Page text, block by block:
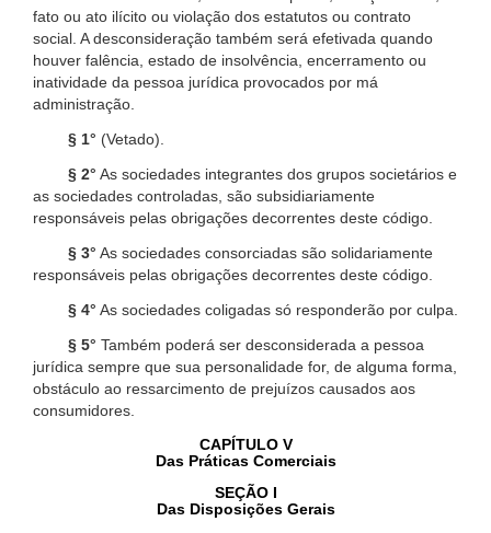
fato ou ato ilícito ou violação dos estatutos ou contrato
social. A desconsideração também será efetivada quando
houver falência, estado de insolvência, encerramento ou
inatividade da pessoa jurídica provocados por má
administração.
§ 1° (Vetado).
§ 2° As sociedades integrantes dos grupos societários e
as sociedades controladas, são subsidiariamente
responsáveis pelas obrigações decorrentes deste código.
§ 3° As sociedades consorciadas são solidariamente
responsáveis pelas obrigações decorrentes deste código.
§ 4° As sociedades coligadas só responderão por culpa.
§ 5° Também poderá ser desconsiderada a pessoa
jurídica sempre que sua personalidade for, de alguma forma,
obstáculo ao ressarcimento de prejuízos causados aos
consumidores.
CAPÍTULO V
Das Práticas Comerciais
SEÇÃO I
Das Disposições Gerais